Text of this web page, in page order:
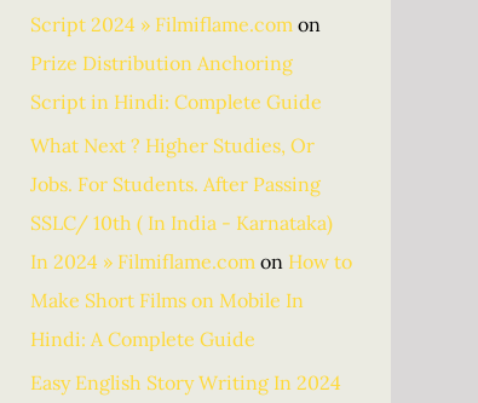
Script 2024 » Filmiflame.com on
Prize Distribution Anchoring
Script in Hindi: Complete Guide
What Next ? Higher Studies, Or
Jobs. For Students. After Passing
SSLC/ 10th ( In India - Karnataka)
In 2024 » Filmiflame.com on How to
Make Short Films on Mobile In
Hindi: A Complete Guide
Easy English Story Writing In 2024